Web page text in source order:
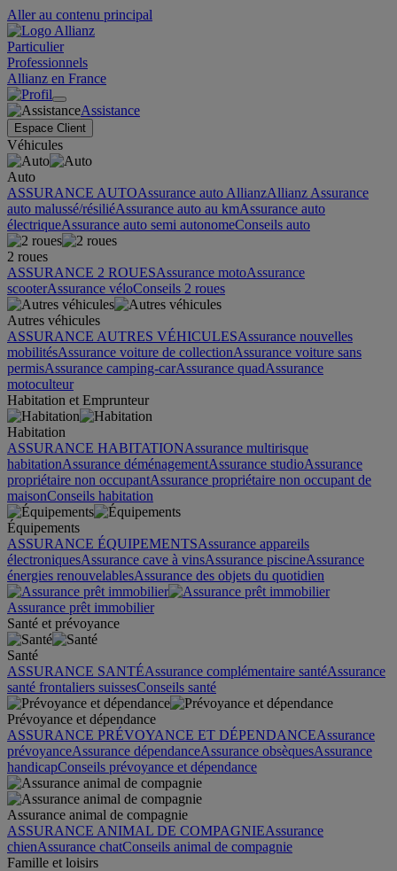
Aller au contenu principal
Particulier
Professionnels
Allianz en France
Assistance
Espace Client
Véhicules
Auto
ASSURANCE AUTOAssurance auto AllianzAllianz Assurance
auto malussé/résiliéAssurance auto au kmAssurance auto
électriqueAssurance auto semi autonomeConseils auto
2 roues
ASSURANCE 2 ROUESAssurance motoAssurance
scooterAssurance véloConseils 2 roues
Autres véhicules
ASSURANCE AUTRES VÉHICULESAssurance nouvelles
mobilitésAssurance voiture de collectionAssurance voiture sans
permisAssurance camping-carAssurance quadAssurance
motoculteur
Habitation et Emprunteur
Habitation
ASSURANCE HABITATIONAssurance multirisque
habitationAssurance déménagementAssurance studioAssurance
propriétaire non occupantAssurance propriétaire non occupant de
maisonConseils habitation
Équipements
ASSURANCE ÉQUIPEMENTSAssurance appareils
électroniquesAssurance cave à vinsAssurance piscineAssurance
énergies renouvelablesAssurance des objets du quotidien
Assurance prêt immobilier
Santé et prévoyance
Santé
ASSURANCE SANTÉAssurance complémentaire santéAssurance
santé frontaliers suissesConseils santé
Prévoyance et dépendance
ASSURANCE PRÉVOYANCE ET DÉPENDANCEAssurance
prévoyanceAssurance dépendanceAssurance obsèquesAssurance
handicapConseils prévoyance et dépendance
Assurance animal de compagnie
ASSURANCE ANIMAL DE COMPAGNIEAssurance
chienAssurance chatConseils animal de compagnie
Famille et loisirs